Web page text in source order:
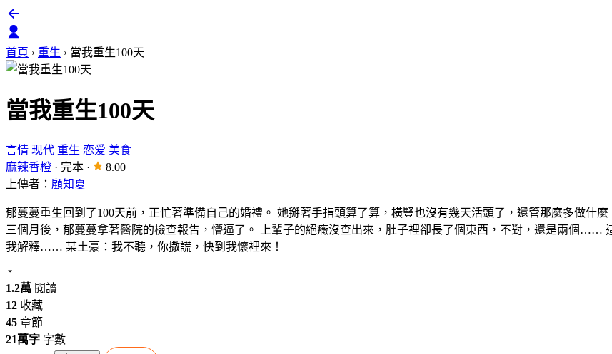
首頁 › 重生 › 當我重生100天
當我重生100天
言情 现代 重生 恋爱 美食
麻辣香橙 · 完本 ·
8.00
上傳者： 顧知夏
郁蔓蔓重生回到了100天前，正忙著準備自己的婚禮。 她掰著手指頭算了算，橫豎也沒有幾天活頭了，還管那麼多做什
三個月後，郁蔓蔓拿著醫院的檢查報告，懵逼了。 上輩子的絕癥沒查出來，肚子裡卻長了個東西，不對，還是兩個
我解釋…… 某土豪：我不聽，你撒謊，快到我懷裡來！
1.2萬 閱讀
12 收藏
45 章節
21萬字 字數